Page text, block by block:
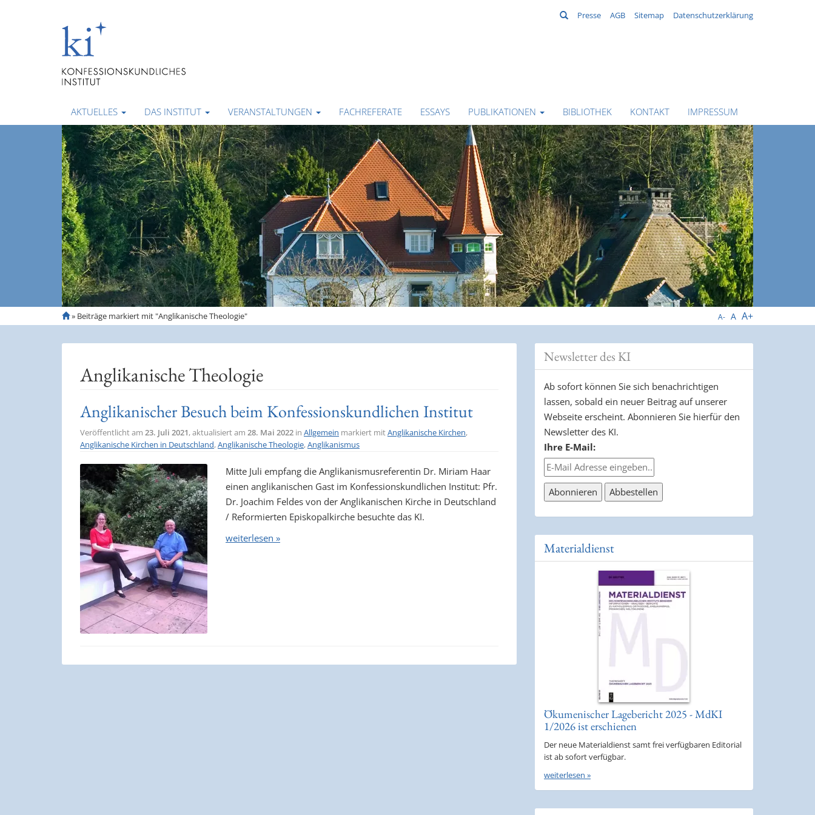
Suchen
Presse AGB Sitemap Datenschutzerklärung
AKTUELLES DAS INSTITUT VERANSTALTUNGEN FACHREFERATE ESSAYS PUBLIKATIONEN BIBLIOTHEK KONTAKT IMPRESSUM
S
t
» Beiträge markiert mit "Anglikanische Theologie" A- A A+
Anglikanische Theologie
Anglikanischer Besuch beim Konfessionskundlichen Institut
Veröffentlicht am 23. Juli 2021, aktualisiert am 28. Mai 2022 in Allgemein markiert mitAnglikanische Kirchen,
Anglikanische Kirchen in Deutschland,Anglikanische Theologie,Anglikanismus
Mitte Juli empfang die Anglikanismusreferentin Dr. Miriam Haar
einen anglikanischen Gast im Konfessionskundlichen Institut: Pfr.
Dr. Joachim Feldes von der Anglikanischen Kirche in Deutschland
/ Reformierten Episkopalkirche besuchte das KI.
weiterlesen »
Newsletter des KI
Ab sofort können Sie sich benachrichtigen
lassen, sobald ein neuer Beitrag auf unserer
Webseite erscheint. Abonnieren Sie hierfür den
Newsletter des KI.
Ihre E-Mail:
Materialdienst
Ökumenischer Lagebericht 2025 - MdKI
1/2026 ist erschienen
Der neue Materialdienst samt frei verfügbaren Editorial
ist ab sofort verfügbar.
weiterlesen »